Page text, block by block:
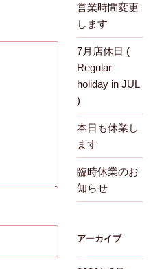
営業時間変更
します
7月店休日 (
Regular
holiday in JUL
)
本日も休業し
ます
臨時休業のお
知らせ
アーカイブ